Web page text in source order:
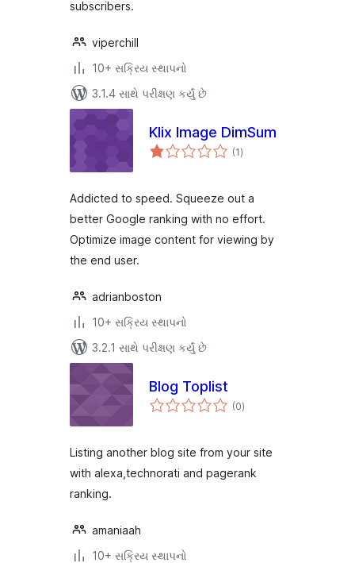
subscribers.
viperchill
10+ સક્રિય સ્થાપનો
3.1.4 સાથે પરીક્ષણ કર્યું છે
Klix Image DimSum
(1કુલ
રેટિંગ્સ
)
Addicted to speed. Squeeze out a
better Google ranking with no effort.
Optimize image content for viewing by
the end user.
adrianboston
10+ સક્રિય સ્થાપનો
3.2.1 સાથે પરીક્ષણ કર્યું છે
Blog Toplist
(0કુલ
રેટિંગ્સ
)
Listing another blog site from your site
with alexa,technorati and pagerank
ranking.
amaniaah
10+ સક્રિય સ્થાપનો